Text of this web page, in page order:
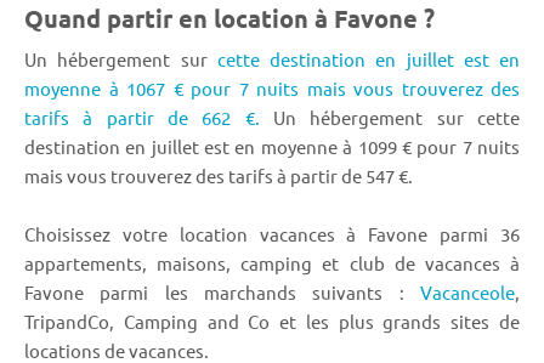
Quand partir en location à Favone ?
Un hébergement sur cette destination en juillet est en
moyenne à 1067 € pour 7 nuits mais vous trouverez des
tarifs à partir de 662 €.
Un hébergement sur cette
destination en juillet est en moyenne à 1099 € pour 7 nuits
mais vous trouverez des tarifs à partir de 547 €.
Choisissez votre location vacances à Favone parmi 36
appartements, maisons, camping et club de vacances à
Favone parmi les marchands suivants : Vacanceole
TripandCo, Camping and Co et les plus grands sites de
locations de vacances.